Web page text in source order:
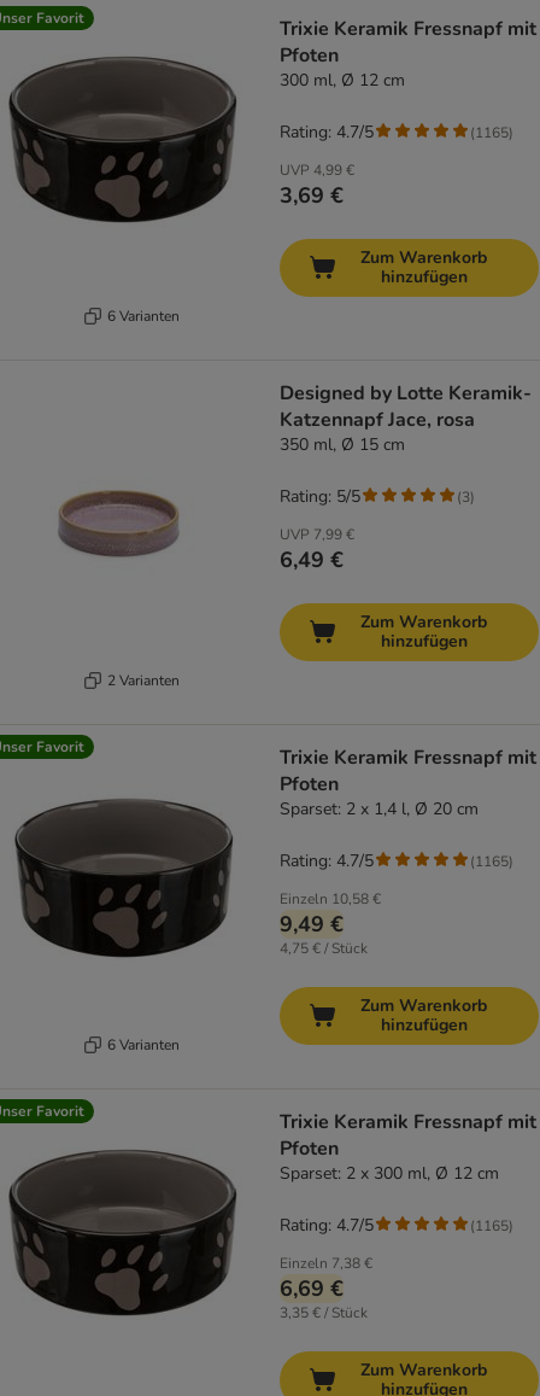
Favorit
6 Varianten
Trixie Keramik Fressnapf mit
Pfoten
300 ml, Ø 12 cm
UVP 4,99 €
3,69 €
Rating: 4.7/5 (1165)
Zum Warenkorb
hinzufügen
2 Varianten
Designed by Lotte Keramik-
Katzennapf Jace, rosa
350 ml, Ø 15 cm
UVP 7,99 €
6,49 €
Rating: 5/5 (3)
Zum Warenkorb
hinzufügen
Favorit
6 Varianten
Trixie Keramik Fressnapf mit
Pfoten
Sparset: 2 x 1,4 l, Ø 20 cm
Einzeln 10,58 €
9,49 €
4,75 € / Stück
Rating: 4.7/5 (1165)
Zum Warenkorb
hinzufügen
Favorit
Trixie Keramik Fressnapf mit
Pfoten
Sparset: 2 x 300 ml, Ø 12 cm
Einzeln 7,38 €
6,69 €
3,35 € / Stück
Rating: 4.7/5 (1165)
Zum Warenkorb
hinzufügen